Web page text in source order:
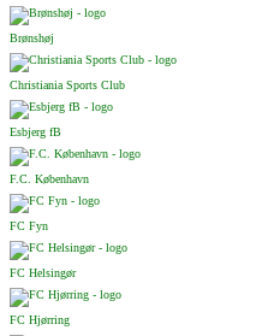
Brønshøj
Christiania Sports Club
Esbjerg fB
F.C. København
FC Fyn
FC Helsingør
FC Hjørring